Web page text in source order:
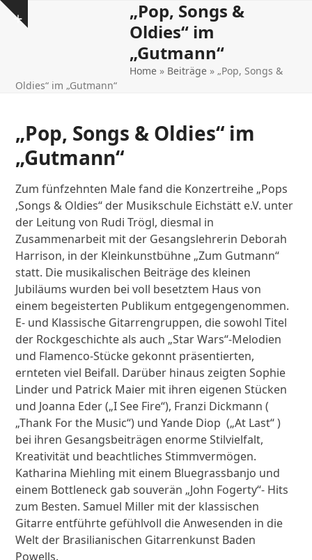
Skip
Show
Open
mobile
Close
mobile
„Pop, Songs &
Oldies“ im
„Gutmann“
Home» Beiträge» „Pop, Songs &
Oldies“ im „Gutmann“
„Pop, Songs & Oldies“ im
„Gutmann“
Zum fünfzehnten Male fand die Konzertreihe „Pops
,Songs & Oldies“ der Musikschule Eichstätt e.V. unter
der Leitung von Rudi Trögl, diesmal in
Zusammenarbeit mit der Gesangslehrerin Deborah
Harrison, in der Kleinkunstbühne „Zum Gutmann“
statt. Die musikalischen Beiträge des kleinen
Jubiläums wurden bei voll besetztem Haus von
einem begeisterten Publikum entgegengenommen.
E- und Klassische Gitarrengruppen, die sowohl Titel
der Rockgeschichte als auch „Star Wars“-Melodien
und Flamenco-Stücke gekonnt präsentierten,
ernteten viel Beifall. Darüber hinaus zeigten Sophie
Linder und Patrick Maier mit ihren eigenen Stücken
und Joanna Eder („I See Fire“), Franzi Dickmann (
„Thank For the Music“) und Yande Diop („At Last“ )
bei ihren Gesangsbeiträgen enorme Stilvielfalt,
Kreativität und beachtliches Stimmvermögen.
Katharina Miehling mit einem Bluegrassbanjo und
einem Bottleneck gab souverän „John Fogerty“- Hits
zum Besten. Samuel Miller mit der klassischen
Gitarre entführte gefühlvoll die Anwesenden in die
Welt der Brasilianischen Gitarrenkunst Baden
Powells.